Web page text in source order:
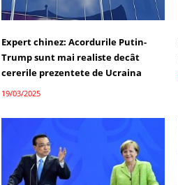
Expert chinez: Acordurile Putin-
Trump sunt mai realiste decât
cererile prezentete de Ucraina
19/03/2025